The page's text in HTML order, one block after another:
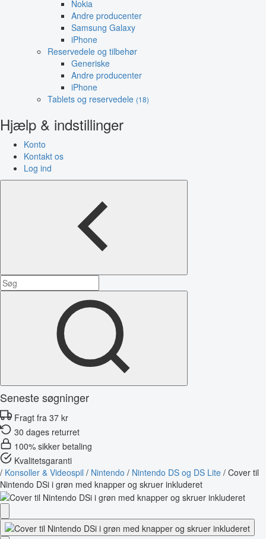
Nokia
Andre producenter
Samsung Galaxy
iPhone
Reservedele og tilbehør
Generiske
Andre producenter
iPhone
Tablets og reservedele (18)
Hjælp & indstillinger
Konto
Kontakt os
Log ind
Seneste søgninger
Fragt fra 37 kr
30 dages returret
100% sikker betaling
Kvalitetsgaranti
/ Konsoller & Videospil / Nintendo / Nintendo DS og DS Lite / Cover til
Nintendo DSi i grøn med knapper og skruer inkluderet